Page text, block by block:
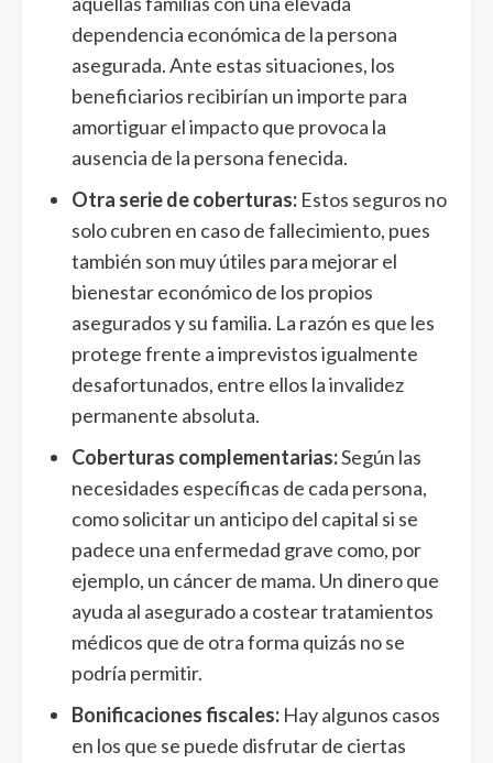
dependencia económica de la persona
asegurada. Ante estas situaciones, los
beneficiarios recibirían un importe para
amortiguar el impacto que provoca la
ausencia de la persona fenecida.
Otra serie de coberturas: Estos seguros no
solo cubren en caso de fallecimiento, pues
también son muy útiles para mejorar el
bienestar económico de los propios
asegurados y su familia. La razón es que les
protege frente a imprevistos igualmente
desafortunados, entre ellos la invalidez
permanente absoluta.
Coberturas complementarias:Según las
necesidades específicas de cada persona,
como solicitar un anticipo del capital si se
padece una enfermedad grave como, por
ejemplo, un cáncer de mama. Un dinero que
ayuda al asegurado a costear tratamientos
médicos que de otra forma quizás no se
podría permitir.
Bonificaciones fiscales: Hay algunos casos
en los que se puede disfrutar de ciertas